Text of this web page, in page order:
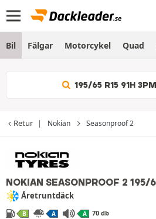
Bil Fälgar Motorcykel Quad
195/65 R15 91H
Retur Nokian Seasonproof 2
NOKIAN SEASONPROOF 2 195/
Åretruntdäck
B A A 70 db